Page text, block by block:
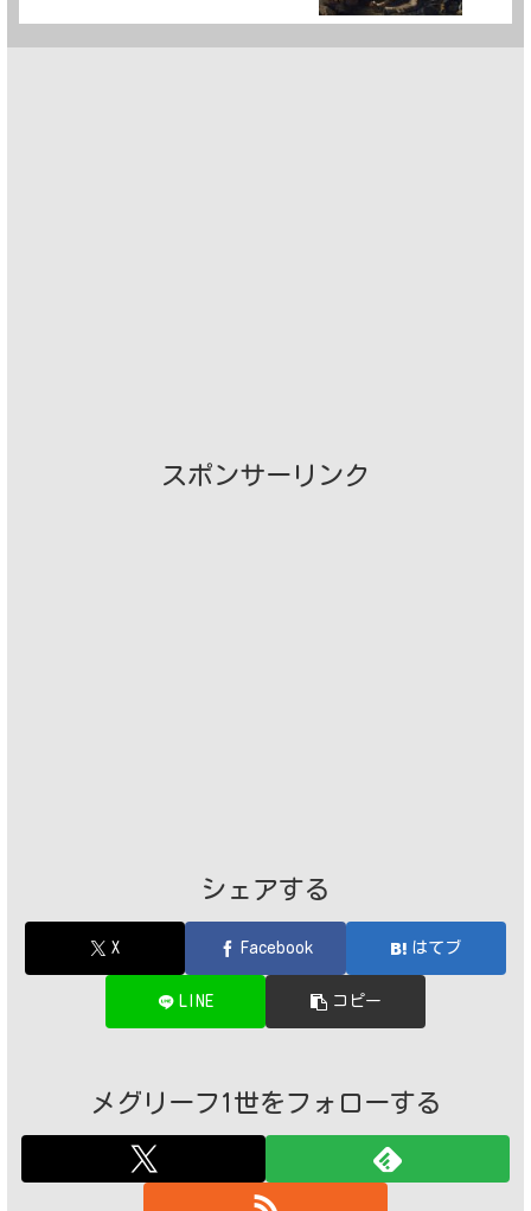
スポンサーリンク
シェアする
X Facebook はてブ
LINE コピー
メグリーフ1世をフォローする